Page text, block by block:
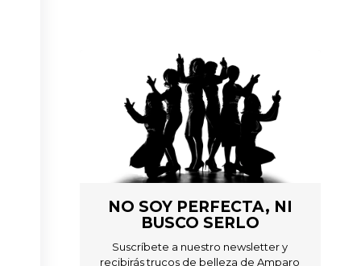
This site is protected by reCAPTCHA and
the Google Privacy Policyand Terms of
apply.